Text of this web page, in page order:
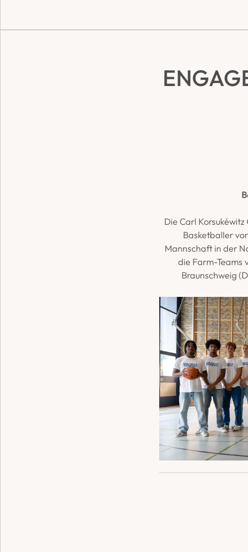
Die Carl
Basketballer
Mannschaft in der
die Farm-Teams
Braunschweig